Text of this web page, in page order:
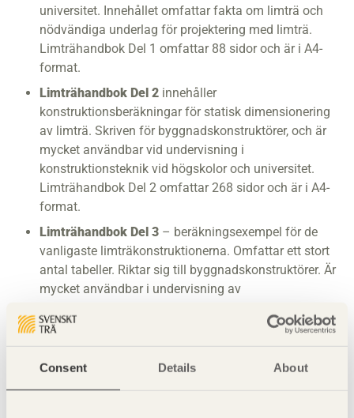
Consent Details About
universitet. Innehållet omfattar fakta om limträ och
nödvändiga underlag för projektering med limträ.
Limträhandbok Del 1 omfattar 88 sidor och är i A4-
format.
Limträhandbok Del 2 innehåller
konstruktionsberäkningar för statisk dimensionering
av limträ. Skriven för byggnadskonstruktörer, och är
mycket användbar vid undervisning i
konstruktionsteknik vid högskolor och universitet.
Limträhandbok Del 2 omfattar 268 sidor och är i A4-
format.
Limträhandbok Del 3 – beräkningsexempel för de
vanligaste limträkonstruktionerna. Omfattar ett stort
antal tabeller. Riktar sig till byggnadskonstruktörer. Är
mycket användbar i undervisning av
Limträhandbok Del 3 omfattar 224 sidor och är i A4-
Limträhandbok Del 4 - planering och montage av
limträkonstruktioner.